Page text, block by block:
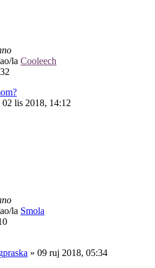
la Cooleech
02 lis 2018, 14:12
la Smola
» 09 ruj 2018, 05:34